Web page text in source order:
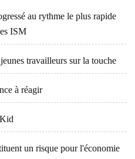
au rythme le plus rapide
ISM
travailleurs sur la touche
à réagir
un risque pour l'économie